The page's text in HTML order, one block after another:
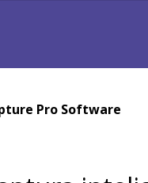
Pro Software